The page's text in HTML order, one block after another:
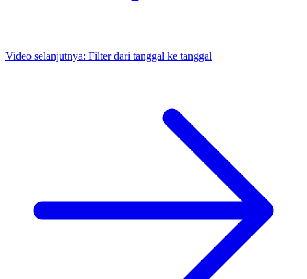
Video selanjutnya: Filter dari tanggal ke tanggal